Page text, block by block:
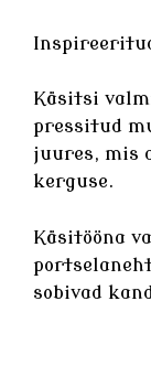
Käsitsi
pressitud
juures, mis
kerguse.
Käsitööna
sobivad